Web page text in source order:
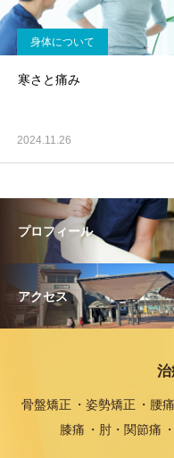
身体について
寒さと痛み
2024.11.26
プロフィール
アクセス
治
骨盤矯正 姿勢矯正 腰
膝痛
肘・関節痛